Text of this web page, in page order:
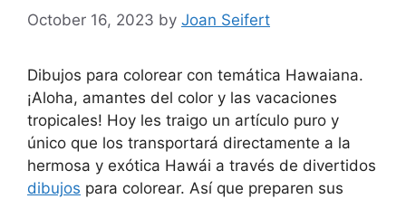
October 16, 2023 by Joan Seifert
Dibujos para colorear con temática Hawaiana.
¡Aloha, amantes del color y las vacaciones
tropicales! Hoy les traigo un artículo puro y
único que los transportará directamente a la
hermosa y exótica Hawái a través de divertidos
dibujos para colorear. Así que preparen sus